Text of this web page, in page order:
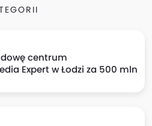
centrum
Expert w Łodzi za 500 mln